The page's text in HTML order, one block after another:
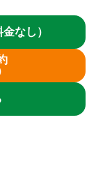
なし）